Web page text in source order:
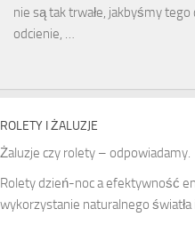
nie są tak trwałe, jakbyśmy
odcienie, …
ROLETY I ŻALUZJE
Żaluzje czy rolety – odpowiadamy.
Rolety dzień-noc a efektywność
wykorzystanie naturalnego